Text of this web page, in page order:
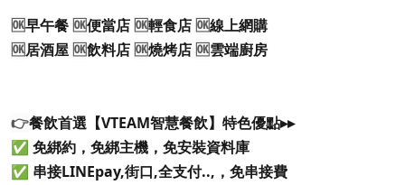
🆗早午餐 🆗便當店 🆗輕食店 🆗線上網購
🆗居酒屋 🆗飲料店 🆗燒烤店 🆗雲端廚房
👉餐飲首選【VTEAM智慧餐飲】特色優點▸▸
✅ 免綁約，免綁主機，免安裝資料庫
✅ 串接LINEpay,街口,全支付..,，免串接費